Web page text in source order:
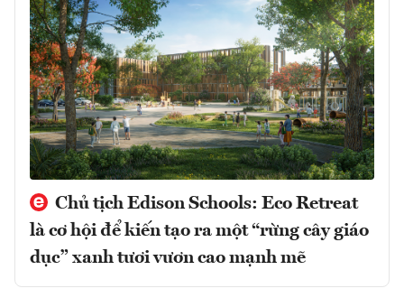
Chủ tịch Edison Schools: Eco Retreat
là cơ hội để kiến tạo ra một “rừng cây giáo
dục” xanh tươi vươn cao mạnh mẽ